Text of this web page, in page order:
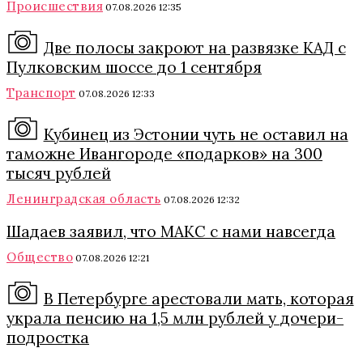
Происшествия 07.08.2026 12:35
Две полосы закроют на развязке КАД с
Пулковским шоссе до 1 сентября
Транспорт 07.08.2026 12:33
Кубинец из Эстонии чуть не оставил на
таможне Ивангороде «подарков» на 300
тысяч рублей
Ленинградская область 07.08.2026 12:32
Шадаев заявил, что МАКС с нами навсегда
Общество 07.08.2026 12:21
В Петербурге арестовали мать, которая
украла пенсию на 1,5 млн рублей у дочери-
подростка